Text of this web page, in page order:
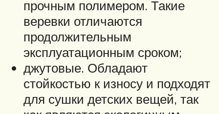
прочным полимером. Такие
веревки отличаются
продолжительным
эксплуатационным сроком;
джутовые. Обладают
стойкостью к износу и подходят
для сушки детских вещей, так